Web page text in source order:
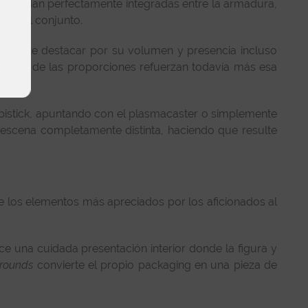
perfectamente integradas entre la armadura,
del conjunto.
destacar por su volumen y presencia incluso
de las proporciones refuerzan todavía más esa
apuntando con el plasmacaster o simplemente
completamente distinta, haciendo que resulte
los elementos más apreciados por los aficionados al
una cuidada presentación interior donde la figura y
convierte el propio packaging en una pieza de